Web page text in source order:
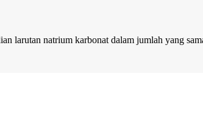
natrium karbonat dalam jumlah yang